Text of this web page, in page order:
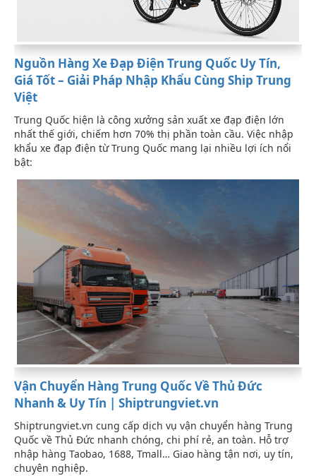
Nguồn Hàng Xe Đạp Điện Trung Quốc Uy Tín,
Giá Tốt – Giải Pháp Nhập Khẩu Cùng Ship Trung
Việt
Trung Quốc hiện là công xưởng sản xuất xe đạp điện lớn
nhất thế giới, chiếm hơn 70% thị phần toàn cầu. Việc nhập
khẩu xe đạp điện từ Trung Quốc mang lại nhiều lợi ích nổi
bật:
Vận Chuyển Hàng Trung Quốc Về Thủ Đức
Nhanh & Uy Tín | Shiptrungviet.vn
Shiptrungviet.vn cung cấp dịch vụ vận chuyển hàng Trung
Quốc về Thủ Đức nhanh chóng, chi phí rẻ, an toàn. Hỗ trợ
nhập hàng Taobao, 1688, Tmall… Giao hàng tận nơi, uy tín,
chuyên nghiệp.